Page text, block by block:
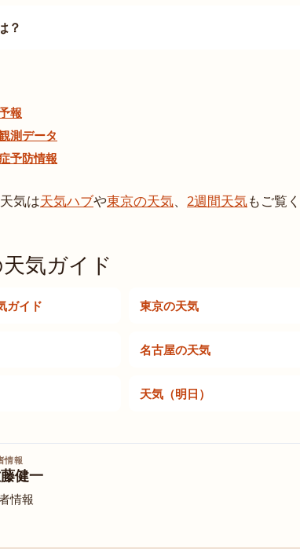
？
報
測データ
予防情報
気は天気ハブや東京の天気、 2週間天気もご覧
気ガイド
ガイド 東京の天気
名古屋の天気
天気（明日）
情報
健一
情報